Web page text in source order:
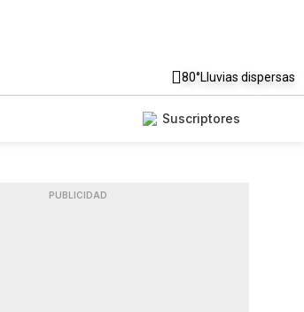
80°Lluvias dispersas
Suscriptores
PUBLICIDAD